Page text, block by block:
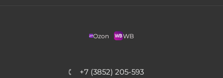
Ozon WB
+7 (3852) 205-593